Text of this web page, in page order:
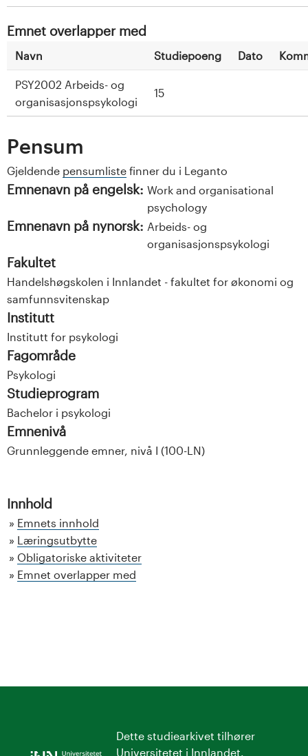
Emnet overlapper med
Navn Studiepoeng Dato
PSY2002 Arbeids- og
organisasjonspsykologi
15
Pensum
Gjeldende pensumliste finner du i Leganto
Emnenavn på engelsk: Work and organisational
psychology
Emnenavn på nynorsk: Arbeids- og
organisasjonspsykologi
Fakultet
Handelshøgskolen i Innlandet - fakultet for økonomi og
samfunnsvitenskap
Institutt
Institutt for psykologi
Fagområde
Psykologi
Studieprogram
Bachelor i psykologi
Emnenivå
Grunnleggende emner, nivå I (100-LN)
Innhold
Emnets innhold
Læringsutbytte
Obligatoriske aktiviteter
Emnet overlapper med
Dette studiearkivet tilhører
Universitetet i Innlandet.